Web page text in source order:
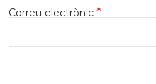
Correu electrònic*